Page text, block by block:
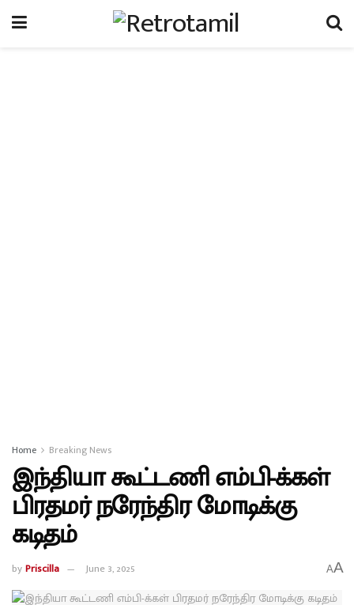
Home Breaking News
இந்தியா கூட்டணி எம்பி-க்கள்
பிரதமர் நரேந்திர மோடிக்கு
கடிதம்
byPriscilla June 3, 2025 AA